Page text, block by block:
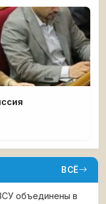
ВСЁ
объединены в